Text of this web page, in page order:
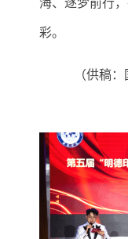
海、逐梦前行
彩。
（供稿